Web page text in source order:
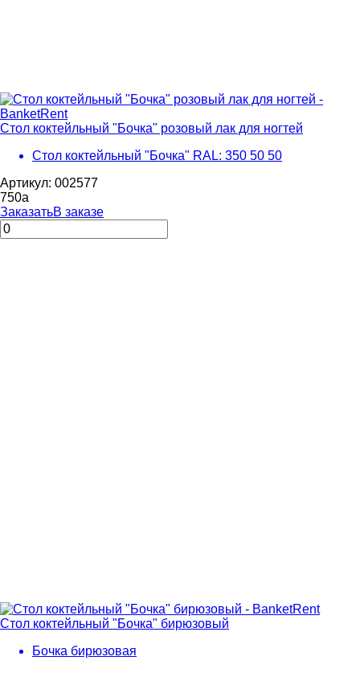
Стол коктейльный "Бочка" розовый лак для ногтей
Стол коктейльный "Бочка" RAL: 350 50 50
Артикул: 002577
750a
ЗаказатьВ заказе
Стол коктейльный "Бочка" бирюзовый
Бочка бирюзовая